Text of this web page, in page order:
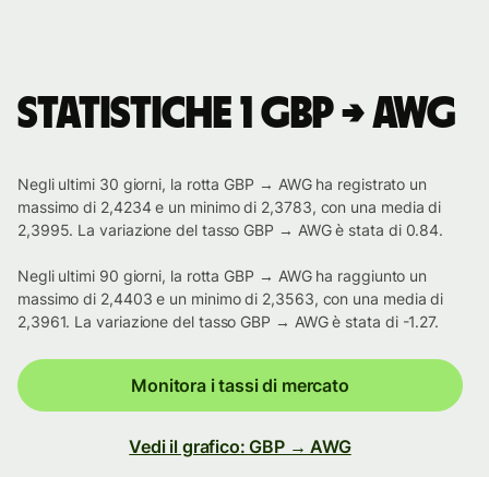
Statistiche 1 GBP → AWG
Negli ultimi 30 giorni, la rotta GBP → AWG ha registrato un
massimo di 2,4234 e un minimo di 2,3783, con una media di
2,3995. La variazione del tasso GBP → AWG è stata di 0.84.
Negli ultimi 90 giorni, la rotta GBP → AWG ha raggiunto un
massimo di 2,4403 e un minimo di 2,3563, con una media di
2,3961. La variazione del tasso GBP → AWG è stata di -1.27.
Monitora i tassi di mercato
Vedi il grafico: GBP → AWG